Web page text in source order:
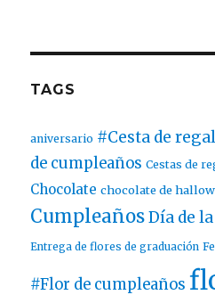
TAGS
aniversario #Cesta de
de cumpleaños Cestas de
Chocolate chocolate de
Cumpleaños Día de
Entrega de flores de graduación
#Flor de cumpleaños